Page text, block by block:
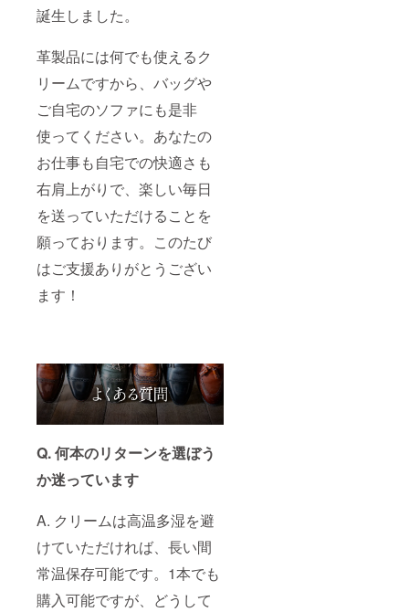
誕生しました。
革製品には何でも使えるク
リームですから、バッグや
ご自宅のソファにも是非
使ってください。あなたの
お仕事も自宅での快適さも
右肩上がりで、楽しい毎日
を送っていただけることを
願っております。このたび
はご支援ありがとうござい
ます！
Q. 何本のリターンを選ぼう
か迷っています
A. クリームは高温多湿を避
けていただければ、長い間
常温保存可能です。1本でも
購入可能ですが、どうして